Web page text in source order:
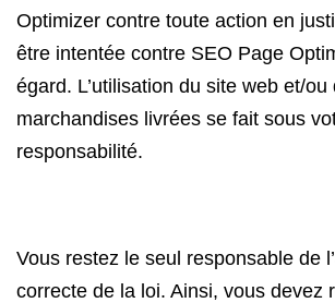
Optimizer contre toute action en
être intentée contre SEO Page
égard. L’utilisation du site web et/ou
marchandises livrées se fait sous
responsabilité.
Vous restez le seul responsable de
correcte de la loi. Ainsi, vous devez